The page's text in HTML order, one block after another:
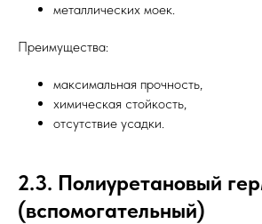
металлических моек.
Преимущества:
максимальная прочность,
химическая стойкость,
отсутствие усадки.
2.3. Полиуретановый
(вспомогательный)